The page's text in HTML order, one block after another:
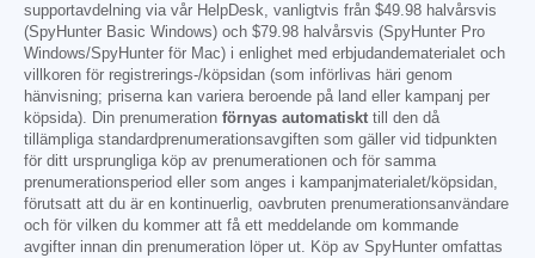
supportavdelning via vår HelpDesk, vanligtvis från $49.98 halvårsvis
(SpyHunter Basic Windows) och $79.98 halvårsvis (SpyHunter Pro
Windows/SpyHunter för Mac) i enlighet med erbjudandematerialet och
villkoren för registrerings-/köpsidan (som införlivas häri genom
hänvisning; priserna kan variera beroende på land eller kampanj per
köpsida). Din prenumeration förnyas automatiskt till den då
tillämpliga standardprenumerationsavgiften som gäller vid tidpunkten
för ditt ursprungliga köp av prenumerationen och för samma
prenumerationsperiod eller som anges i kampanjmaterialet/köpsidan,
förutsatt att du är en kontinuerlig, oavbruten prenumerationsanvändare
och för vilken du kommer att få ett meddelande om kommande
avgifter innan din prenumeration löper ut. Köp av SpyHunter omfattas